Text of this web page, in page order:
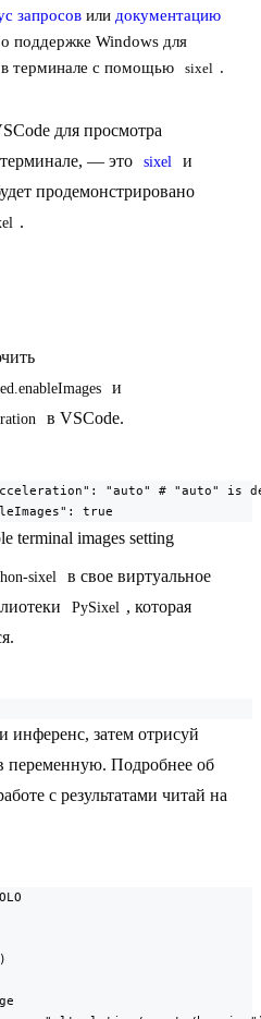
запросов или документацию
поддержке Windows для
терминале с помощью
sixel .
для просмотра
— это
sixel и
продемонстрировано
.
и
в VSCode.
"auto" # "auto" is
true
sixel
в свое виртуальное
PySixel , которая
инференс, затем отрисуй
переменную. Подробнее об
с результатами читай на